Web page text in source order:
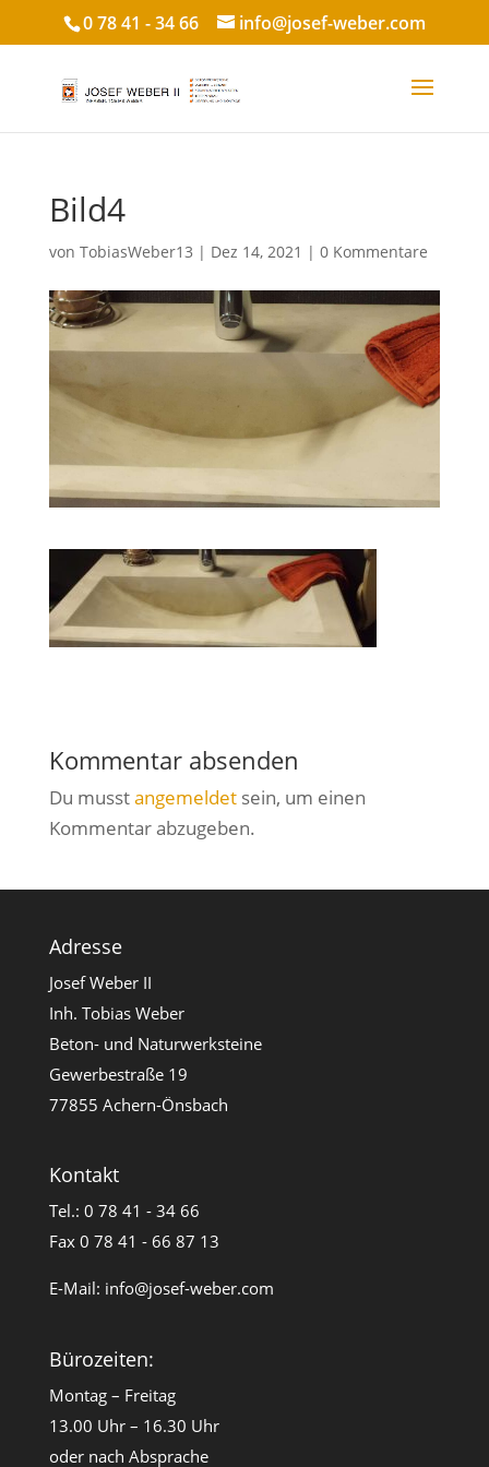
0 78 41 - 34 66 info@josef-weber.com
Bild4
von TobiasWeber13 | Dez 14, 2021 | 0 Kommentare
Kommentar absenden
Du musstangemeldetsein, um einen
Kommentar abzugeben.
Adresse
Josef Weber II
Inh. Tobias Weber
Beton- und Naturwerksteine
Gewerbestraße 19
77855 Achern-Önsbach
Kontakt
Tel.: 0 78 41 - 34 66
Fax 0 78 41 - 66 87 13
E-Mail: info@josef-weber.com
Bürozeiten:
Montag – Freitag
13.00 Uhr – 16.30 Uhr
oder nach Absprache